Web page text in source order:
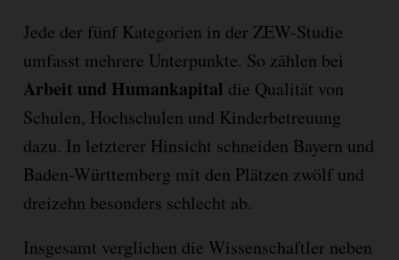
Jede der fünf Kategorien in der ZEW-Studie
umfasst mehrere Unterpunkte. So zählen bei
Arbeit und Humankapital die Qualität von
Schulen, Hochschulen und Kinderbetreuung
dazu. In letzterer Hinsicht schneiden Bayern und
Baden-Württemberg mit den Plätzen zwölf und
dreizehn besonders schlecht ab.
Insgesamt verglichen die Wissenschaftler neben